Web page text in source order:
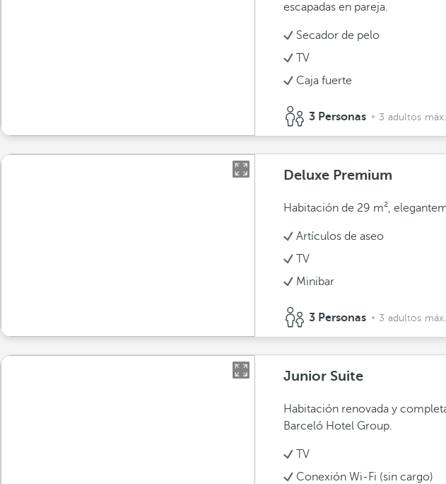
escapadas en pareja.
Secador de pelo
TV
Caja fuerte
3 Personas 3 adultos máx.
Deluxe Premium
Habitación de 29 m²,
Artículos de aseo
TV
Minibar
3 Personas 3 adultos máx.
Junior Suite
Habitación renovada y
Barceló Hotel Group.
TV
Conexión Wi-Fi (sin cargo)